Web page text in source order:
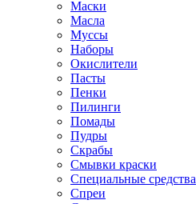
Маски
Масла
Муссы
Наборы
Окислители
Пасты
Пенки
Пилинги
Помады
Пудры
Скрабы
Смывки краски
Специальные средства
Спреи